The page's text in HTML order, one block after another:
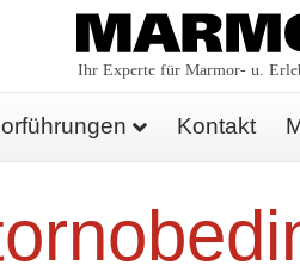
Kontakt